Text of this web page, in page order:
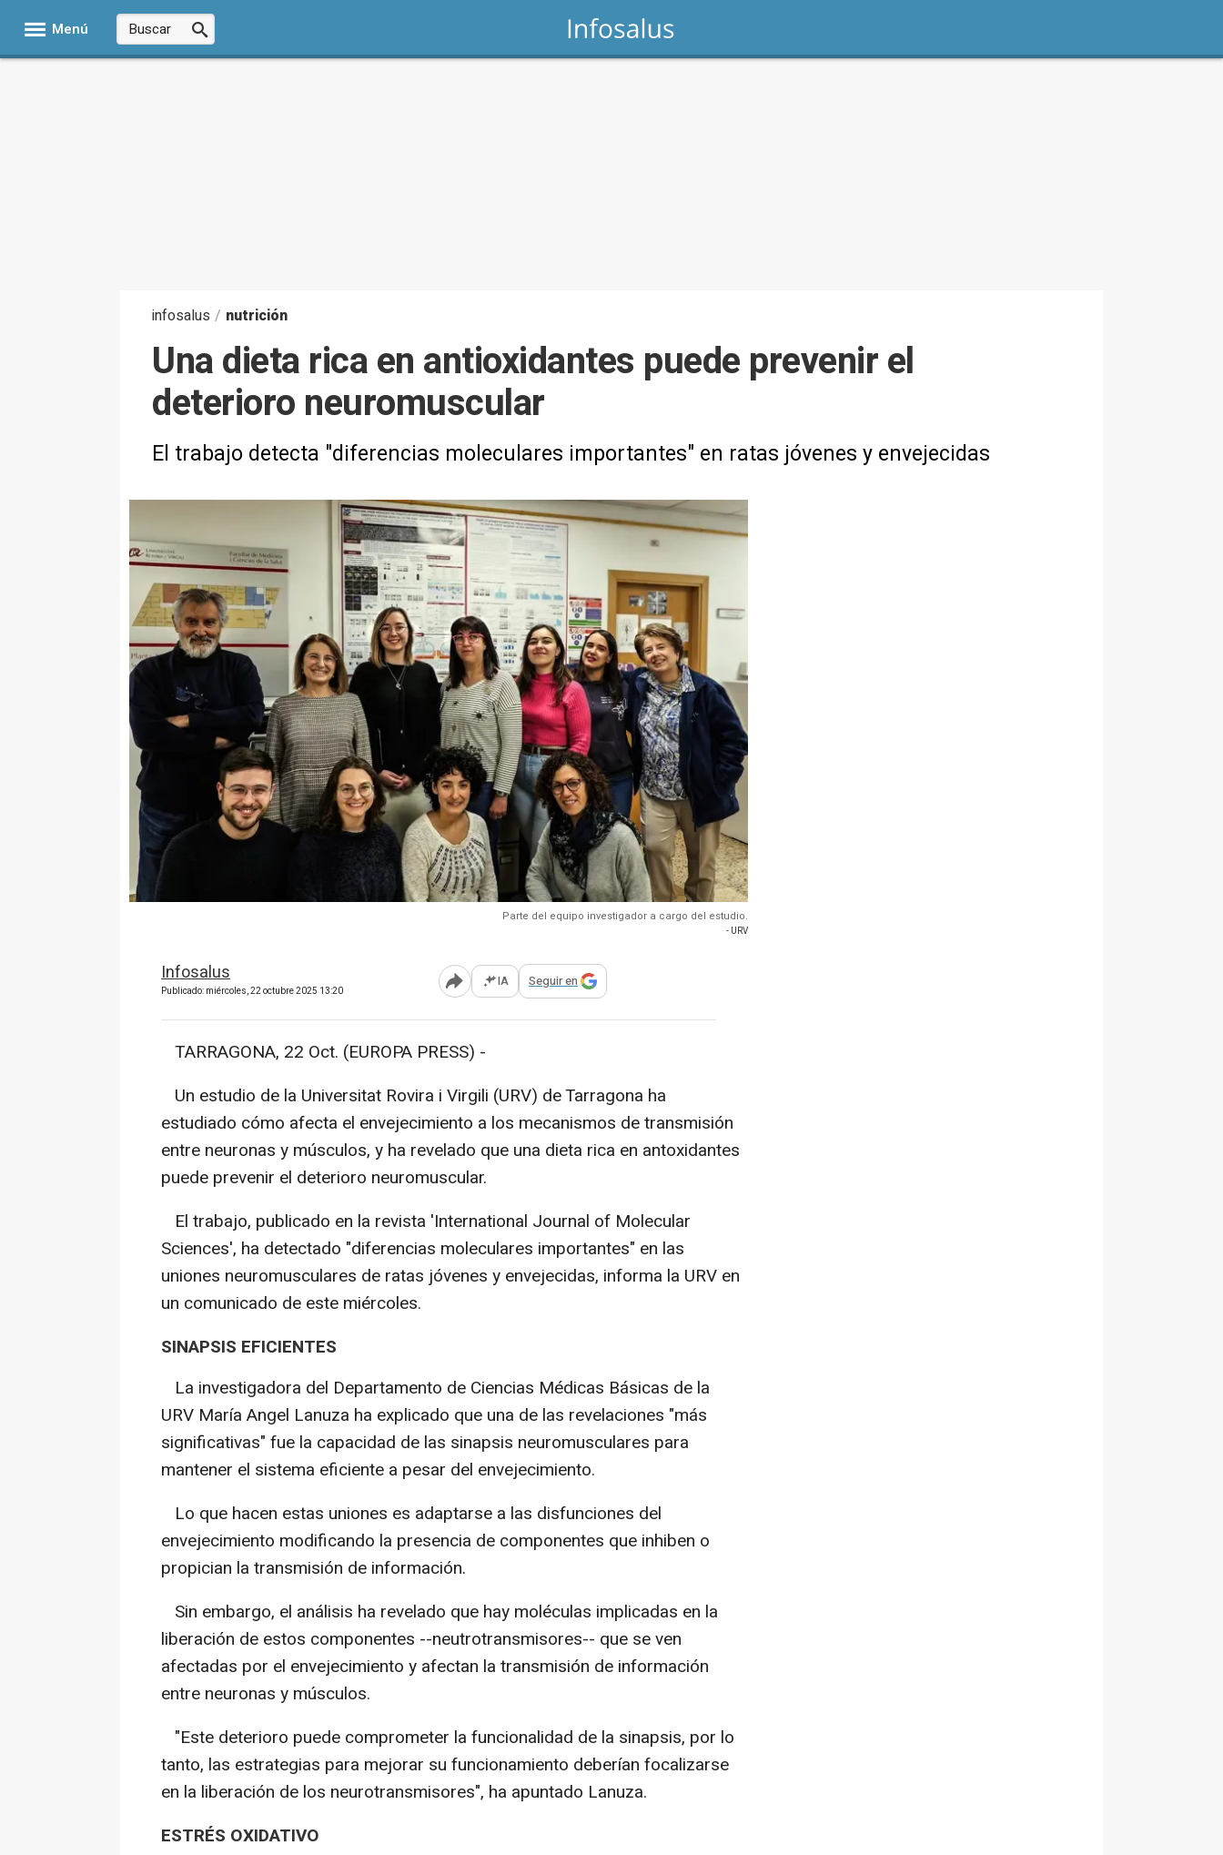
Menú
infosalus / nutrición
Una dieta rica en antioxidantes puede prevenir el
deterioro neuromuscular
El trabajo detecta "diferencias moleculares importantes" en ratas jóvenes y envejecidas
Parte del equipo investigador a cargo del estudio.
- URV
Infosalus
Publicado: miércoles, 22 octubre 2025 13:20 Abrir opciones para compartir
IA Seguir en
TARRAGONA, 22 Oct. (EUROPA PRESS) -
Un estudio de la Universitat Rovira i Virgili (URV) de Tarragona ha
estudiado cómo afecta el envejecimiento a los mecanismos de transmisión
entre neuronas y músculos, y ha revelado que una dieta rica en antoxidantes
puede prevenir el deterioro neuromuscular.
El trabajo, publicado en la revista 'International Journal of Molecular
Sciences', ha detectado "diferencias moleculares importantes" en las
uniones neuromusculares de ratas jóvenes y envejecidas, informa la URV en
un comunicado de este miércoles.
SINAPSIS EFICIENTES
La investigadora del Departamento de Ciencias Médicas Básicas de la
URV María Angel Lanuza ha explicado que una de las revelaciones "más
significativas" fue la capacidad de las sinapsis neuromusculares para
mantener el sistema eficiente a pesar del envejecimiento.
Lo que hacen estas uniones es adaptarse a las disfunciones del
envejecimiento modificando la presencia de componentes que inhiben o
propician la transmisión de información.
Sin embargo, el análisis ha revelado que hay moléculas implicadas en la
liberación de estos componentes --neutrotransmisores-- que se ven
afectadas por el envejecimiento y afectan la transmisión de información
entre neuronas y músculos.
"Este deterioro puede comprometer la funcionalidad de la sinapsis, por lo
tanto, las estrategias para mejorar su funcionamiento deberían focalizarse
en la liberación de los neurotransmisores", ha apuntado Lanuza.
ESTRÉS OXIDATIVO